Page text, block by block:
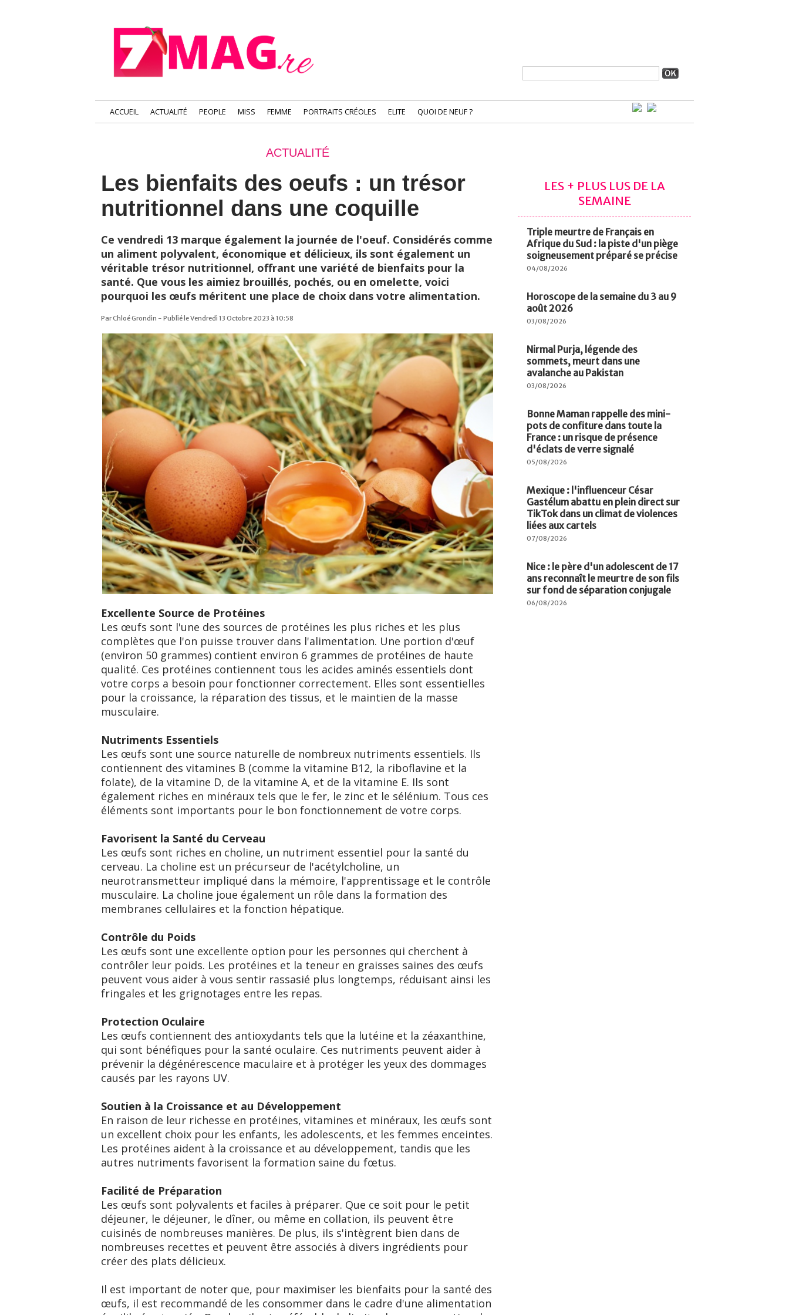
ACCUEIL ACTUALITÉ PEOPLE MISS FEMME PORTRAITS CRÉOLES ELITE QUOI DE NEUF ?
ACTUALITÉ
Les bienfaits des oeufs : un trésor
nutritionnel dans une coquille
Ce vendredi 13 marque également la journée de l'oeuf. Considérés comme
un aliment polyvalent, économique et délicieux, ils sont également un
véritable trésor nutritionnel, offrant une variété de bienfaits pour la
santé. Que vous les aimiez brouillés, pochés, ou en omelette, voici
pourquoi les œufs méritent une place de choix dans votre alimentation.
Par Chloé Grondin - Publié le Vendredi 13 Octobre 2023 à 10:58
Excellente Source de Protéines
Les œufs sont l'une des sources de protéines les plus riches et les plus
complètes que l'on puisse trouver dans l'alimentation. Une portion d'œuf
(environ 50 grammes) contient environ 6 grammes de protéines de haute
qualité. Ces protéines contiennent tous les acides aminés essentiels dont
votre corps a besoin pour fonctionner correctement. Elles sont essentielles
pour la croissance, la réparation des tissus, et le maintien de la masse
musculaire.
Nutriments Essentiels
Les œufs sont une source naturelle de nombreux nutriments essentiels. Ils
contiennent des vitamines B (comme la vitamine B12, la riboflavine et la
folate), de la vitamine D, de la vitamine A, et de la vitamine E. Ils sont
également riches en minéraux tels que le fer, le zinc et le sélénium. Tous ces
éléments sont importants pour le bon fonctionnement de votre corps.
Favorisent la Santé du Cerveau
Les œufs sont riches en choline, un nutriment essentiel pour la santé du
cerveau. La choline est un précurseur de l'acétylcholine, un
neurotransmetteur impliqué dans la mémoire, l'apprentissage et le contrôle
musculaire. La choline joue également un rôle dans la formation des
membranes cellulaires et la fonction hépatique.
Contrôle du Poids
Les œufs sont une excellente option pour les personnes qui cherchent à
contrôler leur poids. Les protéines et la teneur en graisses saines des œufs
peuvent vous aider à vous sentir rassasié plus longtemps, réduisant ainsi les
fringales et les grignotages entre les repas.
Protection Oculaire
Les œufs contiennent des antioxydants tels que la lutéine et la zéaxanthine,
qui sont bénéfiques pour la santé oculaire. Ces nutriments peuvent aider à
prévenir la dégénérescence maculaire et à protéger les yeux des dommages
causés par les rayons UV.
Soutien à la Croissance et au Développement
En raison de leur richesse en protéines, vitamines et minéraux, les œufs sont
un excellent choix pour les enfants, les adolescents, et les femmes enceintes.
Les protéines aident à la croissance et au développement, tandis que les
autres nutriments favorisent la formation saine du fœtus.
Facilité de Préparation
Les œufs sont polyvalents et faciles à préparer. Que ce soit pour le petit
déjeuner, le déjeuner, le dîner, ou même en collation, ils peuvent être
cuisinés de nombreuses manières. De plus, ils s'intègrent bien dans de
nombreuses recettes et peuvent être associés à divers ingrédients pour
créer des plats délicieux.
Il est important de noter que, pour maximiser les bienfaits pour la santé des
œufs, il est recommandé de les consommer dans le cadre d'une alimentation
LES + PLUS LUS DE LA
SEMAINE
Triple meurtre de Français en
Afrique du Sud : la piste d'un piège
soigneusement préparé se précise
04/08/2026
Horoscope de la semaine du 3 au 9
août 2026
03/08/2026
Nirmal Purja, légende des
sommets, meurt dans une
avalanche au Pakistan
03/08/2026
Bonne Maman rappelle des mini-
pots de confiture dans toute la
France : un risque de présence
d'éclats de verre signalé
05/08/2026
Mexique : l'influenceur César
Gastélum abattu en plein direct sur
TikTok dans un climat de violences
liées aux cartels
07/08/2026
Nice : le père d'un adolescent de 17
ans reconnaît le meurtre de son fils
sur fond de séparation conjugale
06/08/2026